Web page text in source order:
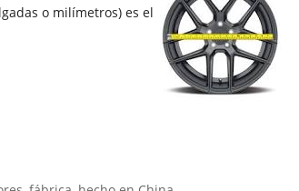
o milímetros) es el